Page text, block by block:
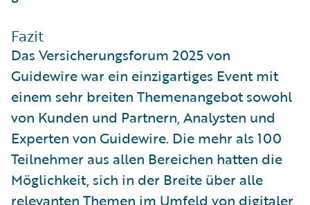
Fazit
Das Versicherungsforum 2025 von
Guidewire war ein einzigartiges Event mit
einem sehr breiten Themenangebot sowohl
von Kunden und Partnern, Analysten und
Experten von Guidewire. Die mehr als 100
Teilnehmer aus allen Bereichen hatten die
Möglichkeit, sich in der Breite über alle
relevanten Themen im Umfeld von digitaler